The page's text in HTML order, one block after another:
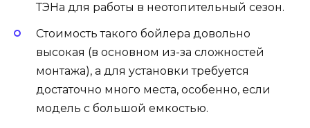
ТЭНа для работы в неотопительный сезон.
Стоимость такого бойлера довольно
высокая (в основном из-за сложностей
монтажа), а для установки требуется
достаточно много места, особенно, если
модель с большой емкостью.